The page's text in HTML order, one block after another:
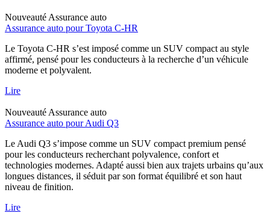
Nouveauté Assurance auto
Assurance auto pour Toyota C-HR
Le Toyota C-HR s’est imposé comme un SUV compact au style
affirmé, pensé pour les conducteurs à la recherche d’un véhicule
moderne et polyvalent.
Lire
Nouveauté Assurance auto
Assurance auto pour Audi Q3
Le Audi Q3 s’impose comme un SUV compact premium pensé
pour les conducteurs recherchant polyvalence, confort et
technologies modernes. Adapté aussi bien aux trajets urbains qu’aux
longues distances, il séduit par son format équilibré et son haut
niveau de finition.
Lire